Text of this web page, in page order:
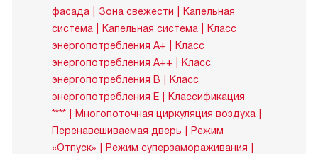
фасада
Зона свежести
Капельная
система
Капельная система
Класс
энергопотребления A+
Класс
энергопотребления A++
Класс
энергопотребления B
Класс
энергопотребления E
Классификация
****
Многопоточная циркуляция воздуха
Перенавешиваемая дверь
Режим
«Отпуск»
Режим суперзамораживания